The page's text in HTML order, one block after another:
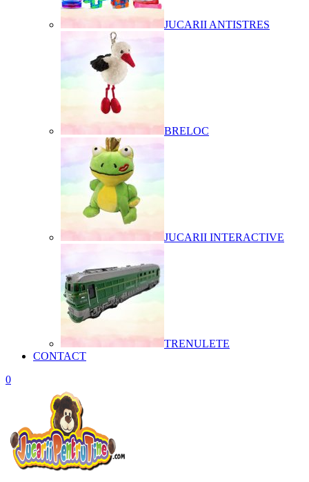
JUCARII ANTISTRES
BRELOC
JUCARII INTERACTIVE
TRENULETE
CONTACT
0